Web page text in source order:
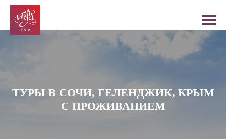
ТУРЫ В СОЧИ, ГЕЛЕНДЖИК, КРЫМ
С ПРОЖИВАНИЕМ